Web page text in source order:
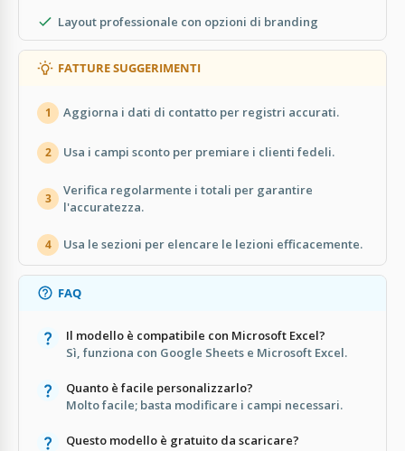
Layout professionale con opzioni di branding
FATTURE SUGGERIMENTI
1 Aggiorna i dati di contatto per registri accurati.
2 Usa i campi sconto per premiare i clienti fedeli.
3
Verifica regolarmente i totali per garantire
l'accuratezza.
4 Usa le sezioni per elencare le lezioni efficacemente.
FAQ
Il modello è compatibile con Microsoft Excel?
Sì, funziona con Google Sheets e Microsoft Excel.
Quanto è facile personalizzarlo?
Molto facile; basta modificare i campi necessari.
Questo modello è gratuito da scaricare?